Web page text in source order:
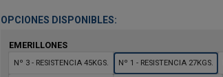
OPCIONES DISPONIBLES:
EMERILLONES
Nº 3 - RESISTENCIA 45KGS. Nº 1 - RESISTENCIA 27KGS.